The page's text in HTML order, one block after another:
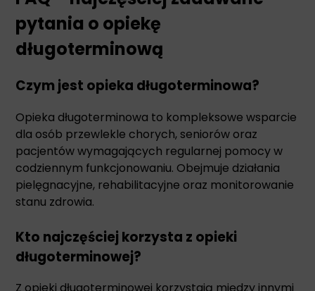
pytania o opiekę
długoterminową
Czym jest opieka długoterminowa?
Opieka długoterminowa to kompleksowe wsparcie
dla osób przewlekle chorych, seniorów oraz
pacjentów wymagających regularnej pomocy w
codziennym funkcjonowaniu. Obejmuje działania
pielęgnacyjne, rehabilitacyjne oraz monitorowanie
stanu zdrowia.
Kto najczęściej korzysta z opieki
długoterminowej?